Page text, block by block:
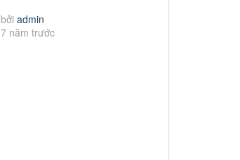
bởi admin
7 năm trước